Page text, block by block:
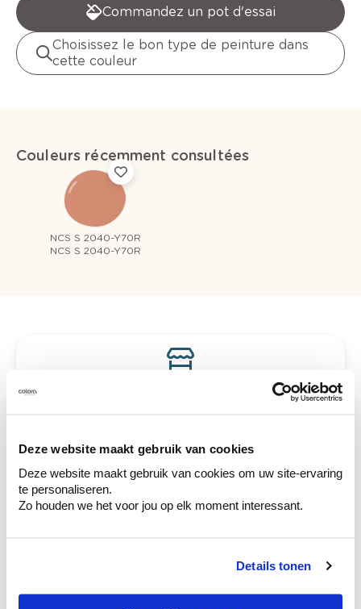
Deze website maakt gebruik van cookies
Deze website maakt gebruik van cookies om uw site-ervaring
te personaliseren.
Zo houden we het voor jou op elk moment interessant.
Details tonen
Commandez un pot d'essai
Choisissez le bon type de peinture dans
cette couleur
Couleurs récemment consultées
NCS S 2040-Y70R
NCS S 2040-Y70R
Voyez votre couleur en magasin
Découvrez des échantillons de votre
Voyez les nuances assorties pour affiner
Obtenez des conseils personnalisés sur la
combinaison de couleurs.